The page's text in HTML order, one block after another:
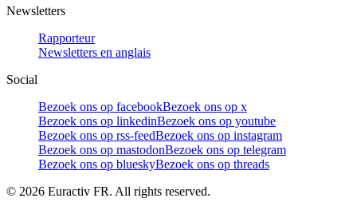
Newsletters
Rapporteur
Newsletters en anglais
Social
Bezoek ons op facebookBezoek ons op x
Bezoek ons op linkedinBezoek ons op youtube
Bezoek ons op rss-feedBezoek ons op instagram
Bezoek ons op mastodonBezoek ons op telegram
Bezoek ons op blueskyBezoek ons op threads
© 2026 Euractiv FR. All rights reserved.